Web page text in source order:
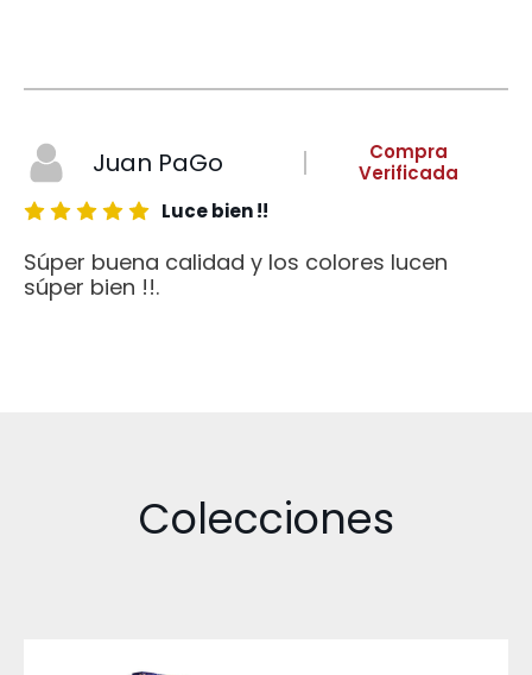
Juan PaGo
Compra
Verificada
Luce bien !!
Súper buena calidad y los colores lucen
súper bien !!.
Colecciones